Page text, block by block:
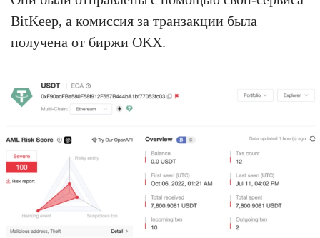
BitKeep, а комиссия за транзакции была
получена от биржи OKX.